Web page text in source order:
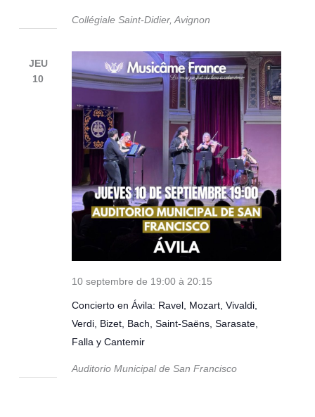
Collégiale Saint-Didier, Avignon
JEU
10
Concierto en Ávila: Ravel, Mozart, Vivaldi,
Verdi, Bizet, Bach, Saint-Saëns, Sarasate,
Falla y Cantemir
10 septembre de 19:00 à20:15
Auditorio Municipal de San Francisco